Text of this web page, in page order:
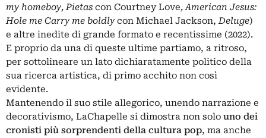
my homeboy, Pietas con Courtney Love, American Jesus:
Hole me Carry me boldly con Michael Jackson, Deluge)
e altre inedite di grande formato e recentissime (2022).
E proprio da una di queste ultime partiamo, a ritroso,
per sottolineare un lato dichiaratamente politico della
sua ricerca artistica, di primo acchito non così
evidente.
Mantenendo il suo stile allegorico, unendo narrazione e
decorativismo, LaChapelle si dimostra non solo uno dei
cronisti più sorprendenti della cultura pop, ma anche